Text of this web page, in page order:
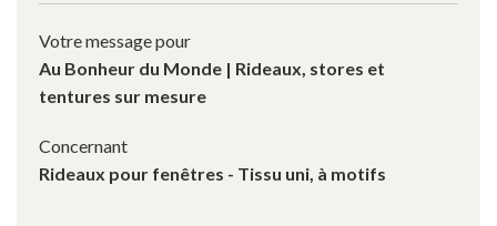
Votre message pour
Au Bonheur du Monde | Rideaux, stores et
tentures sur mesure
Concernant
Rideaux pour fenêtres - Tissu uni, à motifs